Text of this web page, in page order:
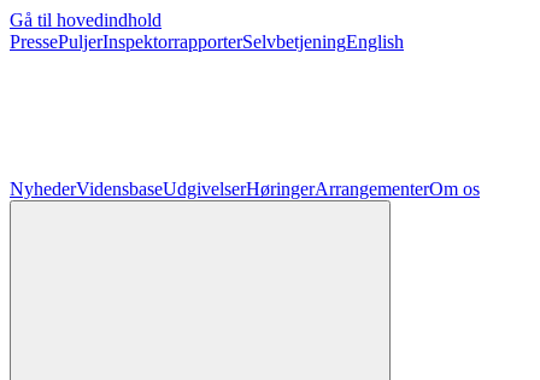
Gå til hovedindhold
PressePuljerInspektorrapporterSelvbetjeningEnglish
NyhederVidensbaseUdgivelserHøringerArrangementerOm os